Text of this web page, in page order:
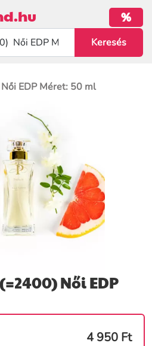
%
EDP Méret: 50 ml
Női EDP
4 950 Ft